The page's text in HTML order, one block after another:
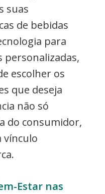
suas
de bebidas
para
personalizadas,
escolher os
que deseja
não só
do consumidor,
vínculo
Estar nas